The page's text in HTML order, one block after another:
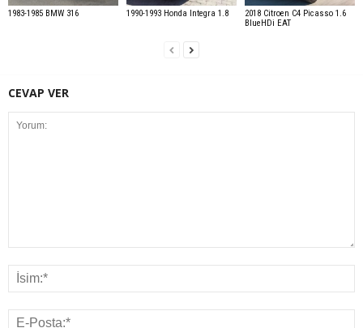
1983-1985 BMW 316 1990-1993 Honda Integra 1.8
2018 Citroen C4 Picasso 1.6
BlueHDi EAT
CEVAP VER